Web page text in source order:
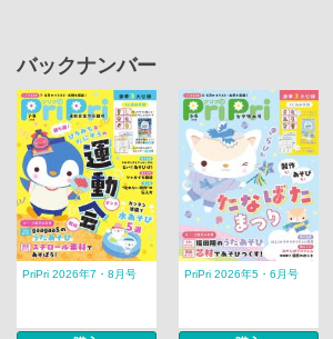
バックナンバー
PriPri 2026年7・8月号 PriPri 2026年5・6月号